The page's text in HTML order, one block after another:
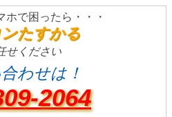
ホで困ったら・・・
たすかる
せください
わせは！
2064